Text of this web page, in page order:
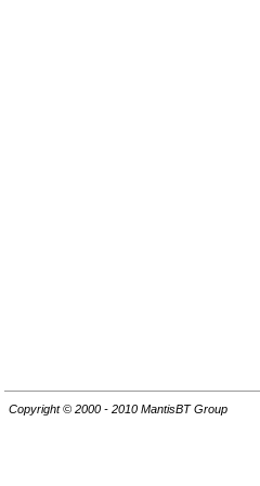
Copyright © 2000 - 2010 MantisBT Group